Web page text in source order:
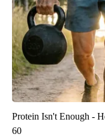
Protein Isn't Enough -
60